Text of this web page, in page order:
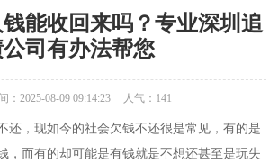
能收回来吗？专业深圳追
司有办法帮您
：2025-08-09 09:14:23 人气： 141
还，现如今的社会欠钱不还很是常见，有的是
，而有的却可能是有钱就是不想还甚至是玩失